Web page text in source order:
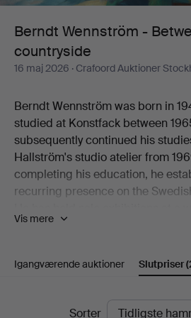
and
countryside
Berndt Wennström -
countryside
16 maj 2026 · Crafoord Auktioner
Berndt Wennström was born in
studied at Konstfack between
subsequently continued his
Hallström's studio atelier from
completing his education, he
recurring presence on the
galleries, including Flamenska
Galleri Uddenberg, Galleri Nord,
Konstförening, Galleri Holm,
Konstnärshuset, Galleri Axlund,
Vis mere
Igangværende auktioner Slutpriser
SlutpriserSorter